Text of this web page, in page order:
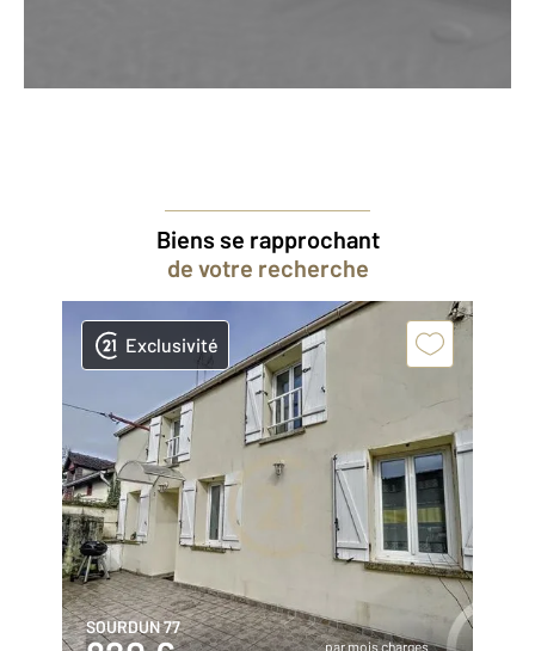
Biens se rapprochant
de votre recherche
Exclusivité
SOURDUN 77
par mois charges